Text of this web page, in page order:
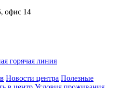
офис 14
горячая линия
Новости центра Полезные